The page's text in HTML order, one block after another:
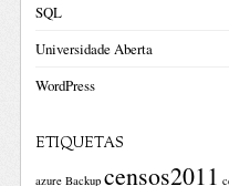
SQL
Universidade Aberta
WordPress
ETIQUETAS
azure Backup censos2011